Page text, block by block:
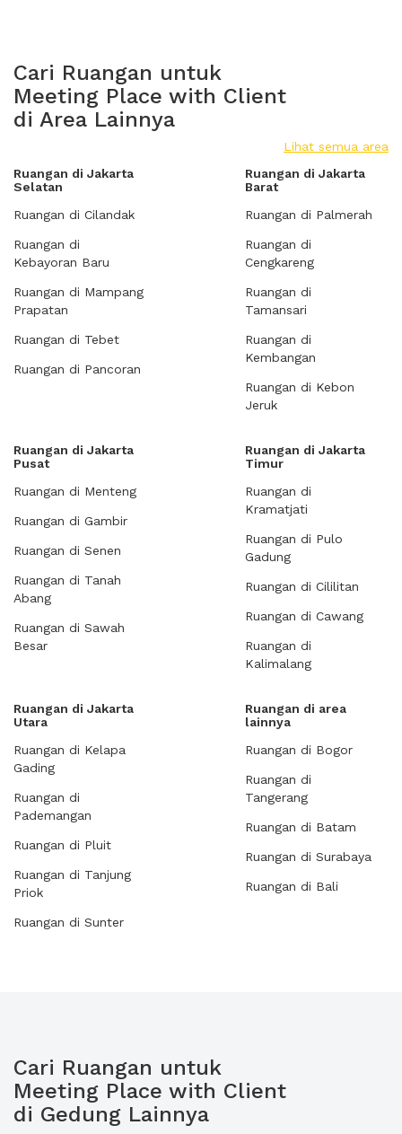
Cari Ruangan untuk
Meeting Place with Client
di Area Lainnya
Lihat semua area
Ruangan di Jakarta
Selatan
Ruangan di Cilandak
Ruangan di
Kebayoran Baru
Ruangan di Mampang
Prapatan
Ruangan di Tebet
Ruangan di Pancoran
Ruangan di Jakarta
Barat
Ruangan di Palmerah
Ruangan di
Cengkareng
Ruangan di
Tamansari
Ruangan di
Kembangan
Ruangan di Kebon
Jeruk
Ruangan di Jakarta
Pusat
Ruangan di Menteng
Ruangan di Gambir
Ruangan di Senen
Ruangan di Tanah
Abang
Ruangan di Sawah
Besar
Ruangan di Jakarta
Timur
Ruangan di
Kramatjati
Ruangan di Pulo
Gadung
Ruangan di Cililitan
Ruangan di Cawang
Ruangan di
Kalimalang
Ruangan di Jakarta
Utara
Ruangan di Kelapa
Gading
Ruangan di
Pademangan
Ruangan di Pluit
Ruangan di Tanjung
Priok
Ruangan di Sunter
Ruangan di area
lainnya
Ruangan di Bogor
Ruangan di
Tangerang
Ruangan di Batam
Ruangan di Surabaya
Ruangan di Bali
Cari Ruangan untuk
Meeting Place with Client
di Gedung Lainnya